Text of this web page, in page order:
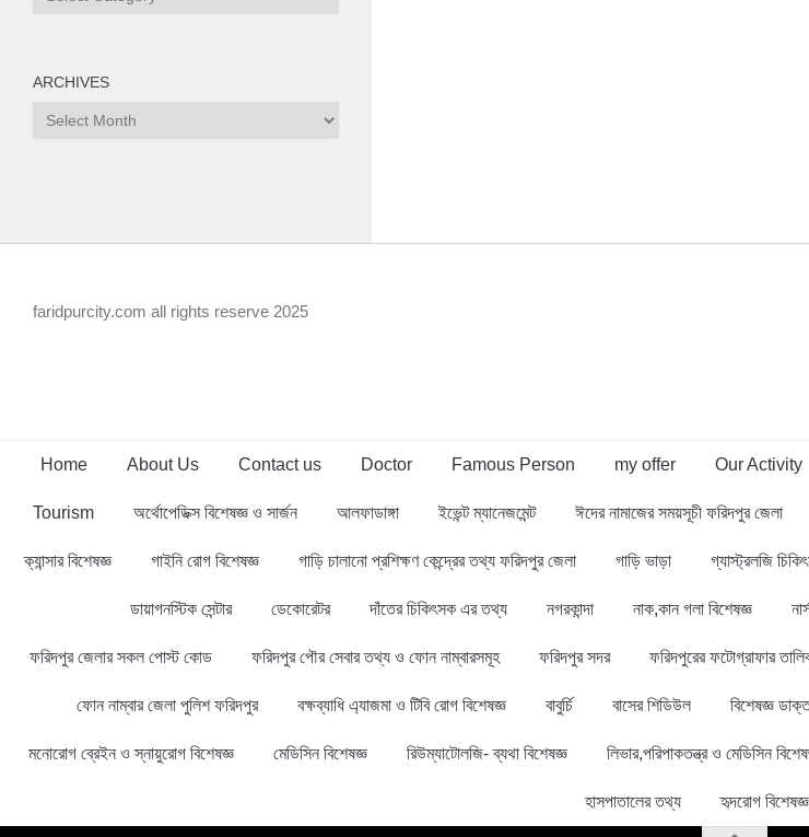
ARCHIVES
Archives
faridpurcity.com all rights reserve 2025
Home About Us Contact us Doctor Famous Person my offer Our Activity
Tourism অর্থোপেডিক্স বিশেষজ্ঞ ও সার্জন আলফাডাঙ্গা ইভেন্ট ম্যানেজমেন্ট ঈদের নামাজের সময়সূচী ফরিদপুর জেলা
ক্যান্সার বিশেষজ্ঞ গাইনি রোগ বিশেষজ্ঞ গাড়ি চালানো প্রশিক্ষণ কেন্দ্রের তথ্য ফরিদপুর জেলা গাড়ি ভাড়া গ্যাস্ট্রলজি
ডায়াগনস্টিক সেন্টার ডেকোরেটর দাঁতের চিকিৎসক এর তথ্য নগরকান্দা নাক,কান গলা বিশেষজ্ঞ
ফরিদপুর জেলার সকল পোস্ট কোড ফরিদপুর পৌর সেবার তথ্য ও ফোন নাম্বারসমূহ ফরিদপুর সদর ফরিদপুরের ফটোগ্রাফার
ফোন নাম্বার জেলা পুলিশ ফরিদপুর বক্ষব্যাধি এ্যাজমা ও টিবি রোগ বিশেষজ্ঞ বাবুর্চি বাসের শিডিউল বিশেষজ্ঞ
মনোরোগ ব্রেইন ও স্নায়ুরোগ বিশেষজ্ঞ মেডিসিন বিশেষজ্ঞ রিউম্যাটোলজি- ব্যথা বিশেষজ্ঞ লিভার,পরিপাকতন্ত্র ও মেডিসিন
হাসপাতালের তথ্য হৃদরোগ বিশেষজ্ঞ